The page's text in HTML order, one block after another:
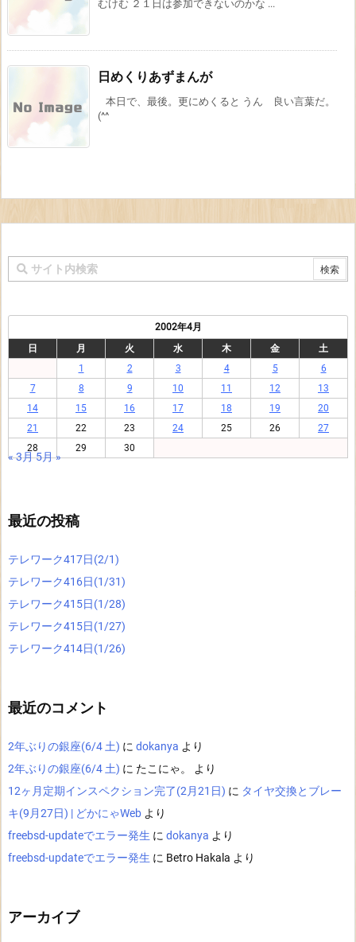
むけむ ２１日は参加できないのかな ...
日めくりあずまんが
本日で、最後。更にめくると うん 良い言葉だ。
(^^
2002年4月
日
月 火 水 木 金
土
1
2 3 4 5
6
7
8 9 10 11 12
13
14
15 16 17 18 19
20
21
22 23 24 25 26
27
28
29 30
« 3月5月 »
最近の投稿
テレワーク417日(2/1)
テレワーク416日(1/31)
テレワーク415日(1/28)
テレワーク415日(1/27)
テレワーク414日(1/26)
最近のコメント
2年ぶりの銀座(6/4 土) に dokanya より
2年ぶりの銀座(6/4 土) に たこにゃ。
より
12ヶ月定期インスペクション完了(2月21日) に タイヤ交換とブレー
キ(9月27日) | どかにゃWeb より
freebsd-updateでエラー発生 に dokanya より
freebsd-updateでエラー発生 に Betro Hakala より
アーカイブ